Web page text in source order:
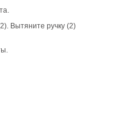
Вытяните ручку (2)